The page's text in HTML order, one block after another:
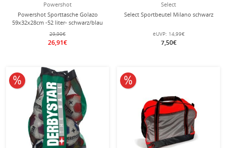
Powershot
Powershot Sporttasche Golazo
59x32x28cm -52 liter- schwarz/blau
29,90€
26,91€
Select
Select Sportbeutel Milano schwarz
eUVP: 14,99€
7,50€
10% reduziert 10% reduziert